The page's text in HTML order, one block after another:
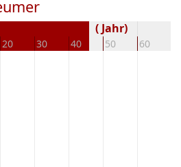
20 30 40 50 60
( Jahr)